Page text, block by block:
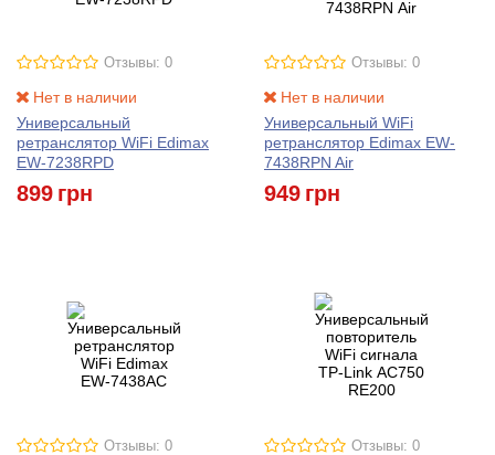
Отзывы: 0
Нет в наличии
Универсальный
ретранслятор WiFi Edimax
EW-7238RPD
899 грн
Отзывы: 0
Нет в наличии
Универсальный WiFi
ретранслятор Edimax EW-
7438RPN Air
949 грн
Отзывы: 0 Отзывы: 0